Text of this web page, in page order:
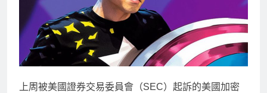
上周被美國證券交易委員會（SEC）起訴的美國加密